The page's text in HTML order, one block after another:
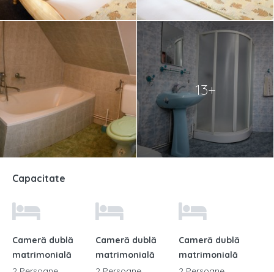
13+
Capacitate
Cameră dublă
matrimonială
Cameră dublă
matrimonială
Cameră dublă
matrimonială